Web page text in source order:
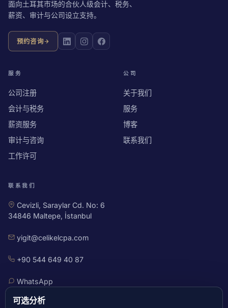
面向土耳其市场的合伙人级会计、税务、
薪资、审计与公司设立支持。
预约咨询
服务
公司注册
会计与税务
薪资服务
审计与咨询
工作许可
公司
关于我们
服务
博客
联系我们
联系我们
Cevizli, Saraylar Cd. No: 6
34846 Maltepe, İstanbul
yigit@celikelcpa.com
+90 544 649 40 87
WhatsApp
可选分析